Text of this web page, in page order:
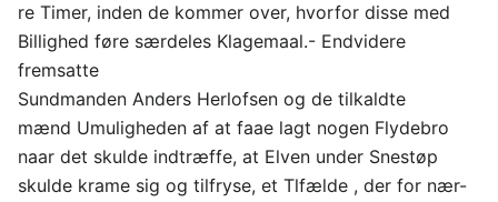
re Timer, inden de kommer over, hvorfor disse med
Billighed føre særdeles Klagemaal.- Endvidere
fremsatte
Sundmanden Anders Herlofsen og de tilkaldte
mænd Umuligheden af at faae lagt nogen Flydebro
naar det skulde indtræffe, at Elven under Snestøp
skulde krame sig og tilfryse, et Tlfælde , der for nær-